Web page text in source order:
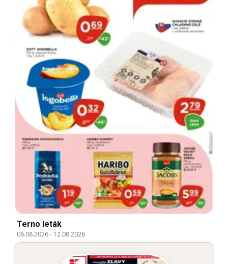
Terno leták
06.08.2026- 12.08.2026